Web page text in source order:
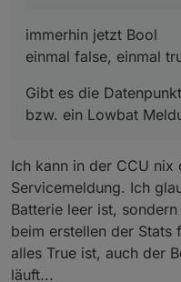
immerhin jetzt Bool
einmal false, einmal
Gibt es die
bzw. ein Lowbat
Ich kann in der CCU nix
Servicemeldung. Ich
Batterie leer ist,
beim erstellen der
alles True ist, auch der
läuft...